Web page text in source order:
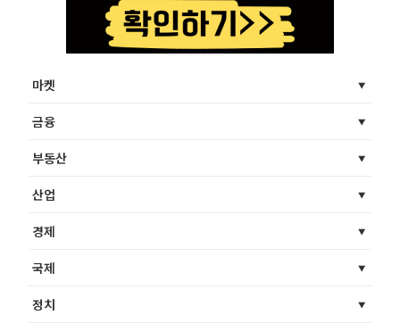
마켓
금융
부동산
산업
경제
국제
정치